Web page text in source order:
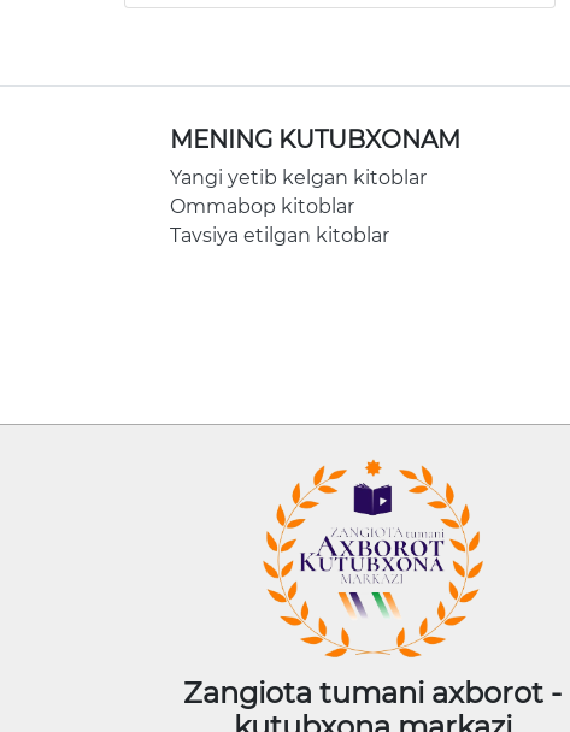
MENING KUTUBXONAM
Yangi yetib kelgan kitoblar
Ommabop kitoblar
Tavsiya etilgan kitoblar
Zangiota tumani axborot -